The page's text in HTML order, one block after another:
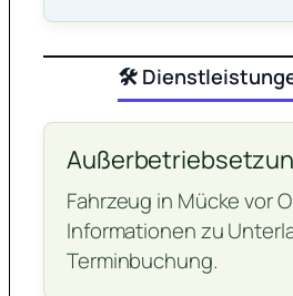
🛠️
Fahrzeug in Mücke vor
Informationen zu
Terminbuchung.